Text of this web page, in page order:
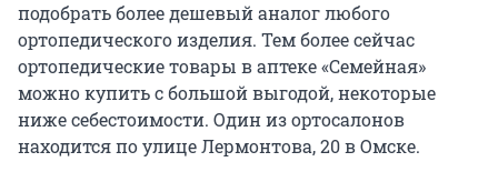
подобрать более дешевый аналог любого
ортопедического изделия. Тем более сейчас
ортопедические товары в аптеке «Семейная»
можно купить с большой выгодой, некоторые
ниже себестоимости. Один из ортосалонов
находится по улице Лермонтова, 20 в Омске.